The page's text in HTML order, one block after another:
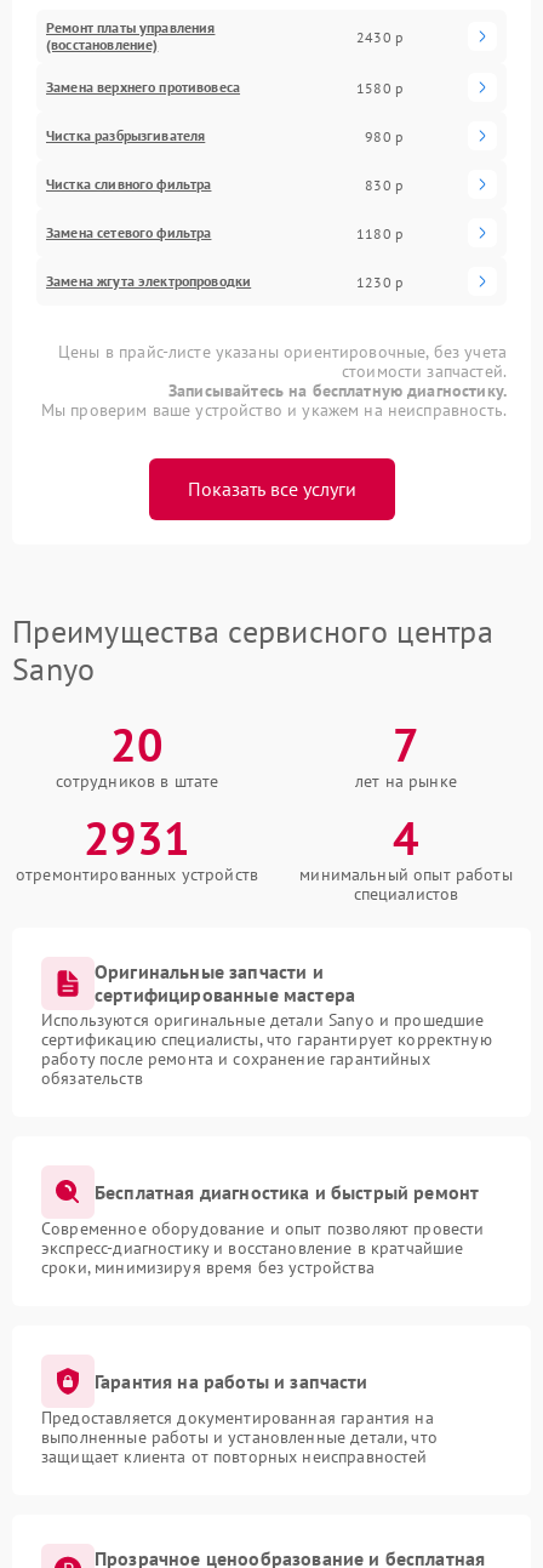
Ремонт платы управления
(восстановление)
2430 р
Замена верхнего противовеса 1580 р
Чистка разбрызгивателя 980 р
Чистка сливного фильтра 830 р
Замена сетевого фильтра 1180 р
Замена жгута электропроводки 1230 р
Цены в прайс-листе указаны ориентировочные, без учета
стоимости запчастей.
Записывайтесь на бесплатную диагностику.
Мы проверим ваше устройство и укажем на неисправность.
Показать все услуги
Преимущества сервисного центра
Sanyo
20
сотрудников в штате
7
лет на рынке
2931
отремонтированных устройств
4
минимальный опыт работы
специалистов
Оригинальные запчасти и
сертифицированные мастера
Используются оригинальные детали Sanyo и прошедшие
сертификацию специалисты, что гарантирует корректную
работу после ремонта и сохранение гарантийных
обязательств
Бесплатная диагностика и быстрый ремонт
Современное оборудование и опыт позволяют провести
экспресс-диагностику и восстановление в кратчайшие
сроки, минимизируя время без устройства
Гарантия на работы и запчасти
Предоставляется документированная гарантия на
выполненные работы и установленные детали, что
защищает клиента от повторных неисправностей
Прозрачное ценообразование и бесплатная